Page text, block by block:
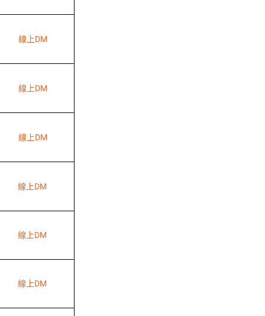
線上DM
線上DM
線上DM
線上DM
線上DM
線上DM